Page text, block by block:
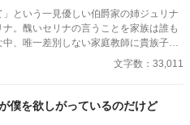
ずつ剥がしていく。 孤立無援の彼女を
冷徹な宰相補佐レオンハルトと、豪快な
がてリリアは、国中を巻き込んだ姉の
自身の幸せと、不器用な宰相補佐から
」という一見優しい伯爵家の姉ジュリナ
。醜いセリナの言うことを家族は誰も
、唯一差別しない家庭教師に貴族子女
法を教わるが、親切ぶってセリナを孤
覚めたセリナはペット？のヴィリオを
文字数：33,011
僕を欲しがっているのだけど